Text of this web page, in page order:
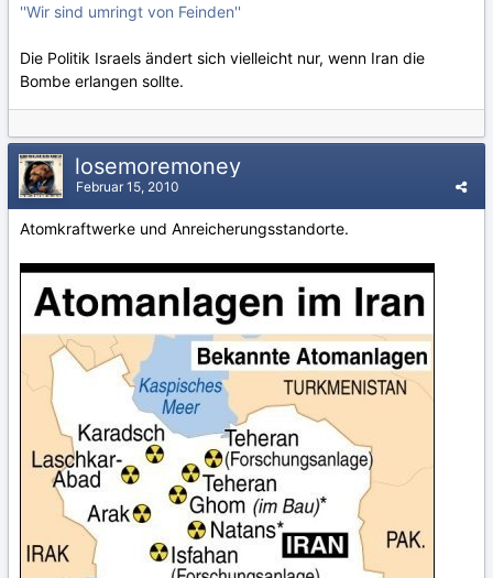
''Wir sind umringt von Feinden''
Die Politik Israels ändert sich vielleicht nur, wenn Iran die
Bombe erlangen sollte.
losemoremoney
Februar 15, 2010
Atomkraftwerke und Anreicherungsstandorte.